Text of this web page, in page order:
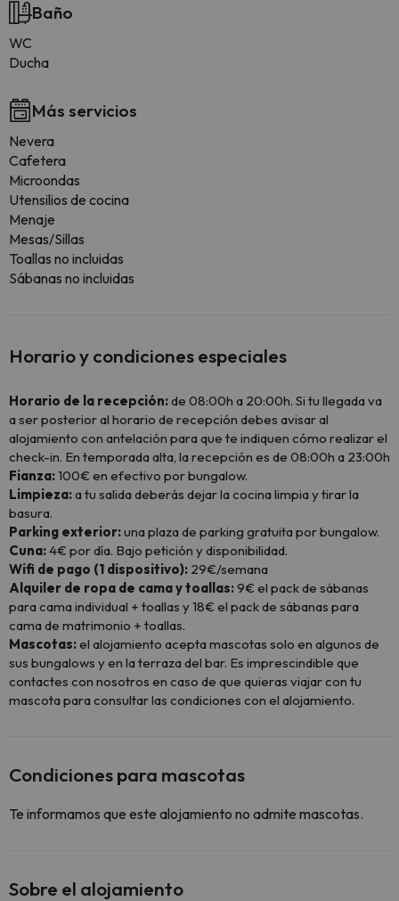
Baño
WC
Ducha
Más servicios
Nevera
Cafetera
Microondas
Utensilios de cocina
Menaje
Mesas/Sillas
Toallas no incluidas
Sábanas no incluidas
Horario y condiciones especiales
Horario de la recepción:de 08:00h a 20:00h. Si tu llegada va
a ser posterior al horario de recepción debes avisar al
alojamiento con antelación para que te indiquen cómo realizar el
check-in. En temporada alta, la recepción es de 08:00h a 23:00h
Fianza:100€ en efectivo por bungalow.
Limpieza:a tu salida deberás dejar la cocina limpia y tirar la
basura.
Parking exterior:una plaza de parking gratuita por bungalow.
Cuna:4€ por día. Bajo petición y disponibilidad.
Wifi de pago (1 dispositivo): 29€/semana
Alquiler de ropa de cama y toallas:9€ el pack de sábanas
para cama individual + toallas y 18€ el pack de sábanas para
cama de matrimonio + toallas.
Mascotas:el alojamiento acepta mascotas solo en algunos de
sus bungalows y en la terraza del bar. Es imprescindible que
contactes con nosotros en caso de que quieras viajar con tu
mascota para consultar las condiciones con el alojamiento.
Condiciones para mascotas
Te informamos que este alojamiento no admite mascotas.
Sobre el alojamiento